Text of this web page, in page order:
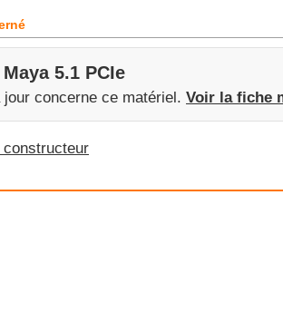
5.1 PCIe
concerne ce matériel. Voir la fiche